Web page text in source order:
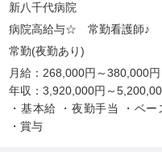
新八千代病院
病院高給与☆ 常勤看護師♪
常勤(夜勤あり)
月給：268,000円～380,000円
年収：3,920,000円～
・基本給 ・夜勤手当 ・ベー
・賞与